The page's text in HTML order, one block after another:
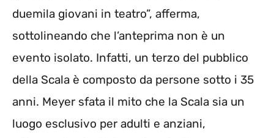
duemila giovani in teatro”, afferma,
sottolineando che l’anteprima non è un
evento isolato. Infatti, un terzo del pubblico
della Scala è composto da persone sotto i 35
anni. Meyer sfata il mito che la Scala sia un
luogo esclusivo per adulti e anziani,